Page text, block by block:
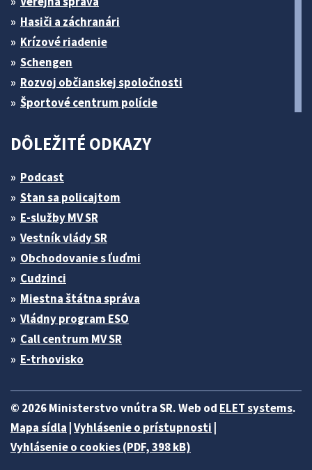
Hasiči a záchranári
Krízové riadenie
Schengen
Rozvoj občianskej spoločnosti
Športové centrum polície
DÔLEŽITÉ ODKAZY
Podcast
Stan sa policajtom
E-služby MV SR
Vestník vlády SR
Obchodovanie s ľuďmi
Cudzinci
Miestna štátna správa
Vládny program ESO
Call centrum MV SR
E-trhovisko
© 2026 Ministerstvo vnútra SR. Web od ELET systems.
Mapa sídla Vyhlásenie o prístupnosti
Vyhlásenie o cookies (PDF, 398 kB)